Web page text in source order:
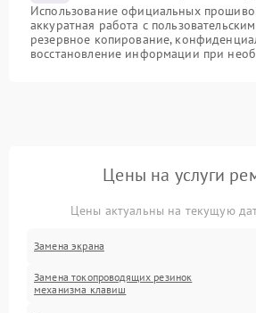
Использование официальных
аккуратная работа с
резервное копирование,
восстановление информации при
Цены на услуги
Цены актуальны на текущую
Замена экрана
Замена токопроводящих резинок
механизма клавиш